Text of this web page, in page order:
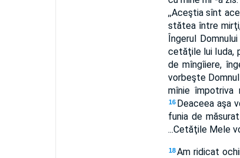
,,Aceştia sînt
stătea între
Îngerul
cetăţile lui Iuda,
de mîngîiere,
vorbeşte
mînie împotriva
16 Deaceea aşa
funia de
...Cetăţile Mele
18 Am ridicat